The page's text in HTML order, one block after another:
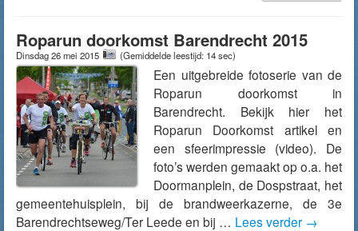
Roparun doorkomst Barendrecht 2015
Dinsdag 26 mei 2015 (Gemiddelde leestijd: 14 sec)
Een uitgebreide fotoserie van de
Roparun doorkomst in
Barendrecht. Bekijk hier het
Roparun Doorkomst artikel en
een sfeerimpressie (video). De
foto’s werden gemaakt op o.a. het
Doormanplein, de Dospstraat, het
gemeentehuisplein, bij de brandweerkazerne, de 3e
Barendrechtseweg/Ter Leede en bij … Lees verder →